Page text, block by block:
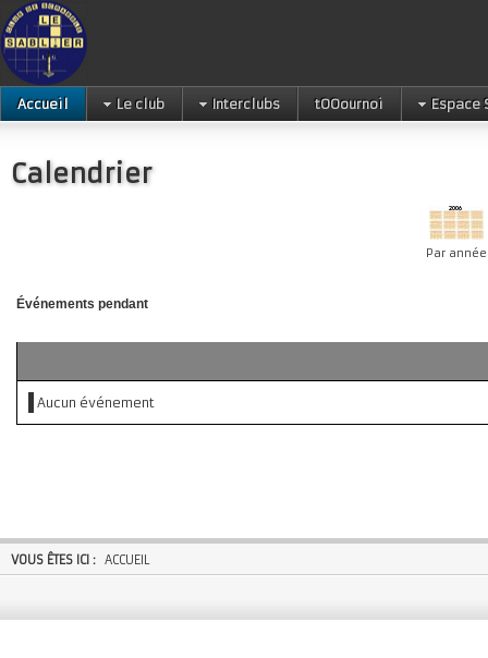
Accueil Le club Interclubs tOOournoi Espace
Calendrier
Par année
Événements pendant
Aucun événement
VOUS ÊTES ICI : ACCUEIL